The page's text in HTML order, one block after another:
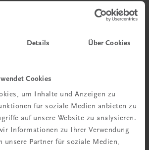
Details Über Cookies
Cookies
um Inhalte und Anzeigen zu
für soziale Medien anbieten zu
auf unsere Website zu analysieren.
Informationen zu Ihrer Verwendung
unsere Partner für soziale Medien,